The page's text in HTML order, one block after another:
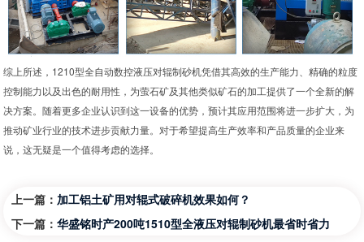
综上所述，1210型全自动数控液压对辊制砂机凭借其高效的生产能力、精确的粒度
控制能力以及出色的耐用性，为萤石矿及其他类似矿石的加工提供了一个全新的解
决方案。随着更多企业认识到这一设备的优势，预计其应用范围将进一步扩大，为
推动矿业行业的技术进步贡献力量。对于希望提高生产效率和产品质量的企业来
说，这无疑是一个值得考虑的选择。
上一篇： 加工铝土矿用对辊式破碎机效果如何？
下一篇：华盛铭时产200吨1510型全液压对辊制砂机最省时省力